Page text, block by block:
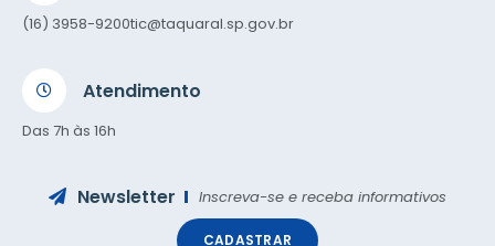
(16) 3958-9200tic@taquaral.sp.gov.br
Atendimento
Das 7h às 16h
Newsletter Inscreva-se e receba informativos
CADASTRAR